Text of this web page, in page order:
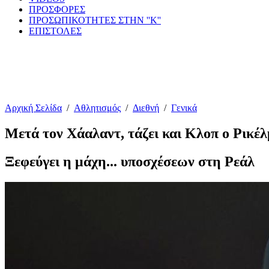
ΠΡΟΣΦΟΡΕΣ
ΠΡΟΣΩΠΙΚΟΤΗΤΕΣ ΣΤΗΝ ''Κ''
ΕΠΙΣΤΟΛΕΣ
Αρχική Σελίδα / Αθλητισμός / Διεθνή / Γενικά
Μετά τον Χάαλαντ, τάζει και Κλοπ ο
Ξεφεύγει η μάχη... υποσχέσεων στη Ρεάλ